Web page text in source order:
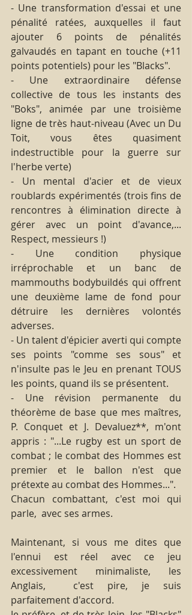
- Une transformation d'essai et une
pénalité ratées, auxquelles il faut
ajouter 6 points de pénalités
galvaudés en tapant en touche (+11
points potentiels) pour les "Blacks".
- Une extraordinaire défense
collective de tous les instants des
"Boks", animée par une troisième
ligne de très haut-niveau (Avec un Du
Toit, vous êtes quasiment
indestructible pour la guerre sur
l'herbe verte)
- Un mental d'acier et de vieux
roublards expérimentés (trois fins de
rencontres à élimination directe à
gérer avec un point d'avance,...
Respect, messieurs !)
- Une condition physique
irréprochable et un banc de
mammouths bodybuildés qui offrent
une deuxième lame de fond pour
détruire les dernières volontés
adverses.
- Un talent d'épicier averti qui compte
ses points "comme ses sous" et
n'insulte pas le Jeu en prenant TOUS
les points, quand ils se présentent.
- Une révision permanente du
théorème de base que mes maîtres,
P. Conquet et J. Devaluez**, m'ont
appris : "...Le rugby est un sport de
combat ; le combat des Hommes est
premier et le ballon n'est que
prétexte au combat des Hommes...".
Chacun combattant, c'est moi qui
parle,  avec ses armes.
Maintenant, si vous me dites que
l'ennui est réel avec ce jeu
excessivement minimaliste, les
Anglais,  c'est pire, je suis
parfaitement d'accord.